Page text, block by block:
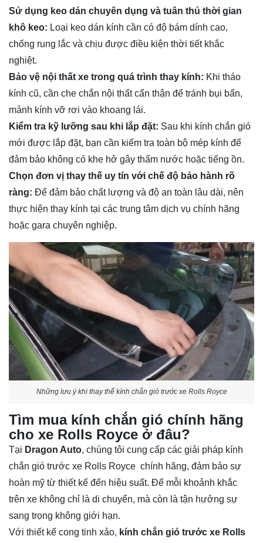
Sử dụng keo dán chuyên dụng và tuân thủ thời gian
khô keo: Loại keo dán kính cần có độ bám dính cao,
chống rung lắc và chịu được điều kiện thời tiết khắc
nghiệt.
Bảo vệ nội thất xe trong quá trình thay kính: Khi tháo
kính cũ, cần che chắn nội thất cẩn thận để tránh bụi bẩn,
mảnh kính vỡ rơi vào khoang lái.
Kiểm tra kỹ lưỡng sau khi lắp đặt: Sau khi kính chắn gió
mới được lắp đặt, bạn cần kiểm tra toàn bộ mép kính để
đảm bảo không có khe hở gây thấm nước hoặc tiếng ồn.
Chọn đơn vị thay thế uy tín với chế độ bảo hành rõ
ràng: Để đảm bảo chất lượng và độ an toàn lâu dài, nên
thực hiện thay kính tại các trung tâm dịch vụ chính hãng
hoặc gara chuyên nghiệp.
Những lưu ý khi thay thế kính chắn gió trước xe Rolls Royce
Tìm mua kính chắn gió chính hãng
cho xe Rolls Royce ở đâu?
Tại Dragon Auto, chúng tôi cung cấp các giải pháp kính
chắn gió trước xe Rolls Royce chính hãng, đảm bảo sự
hoàn mỹ từ thiết kế đến hiệu suất. Để mỗi khoảnh khắc
trên xe không chỉ là di chuyển, mà còn là tận hưởng sự
sang trọng không giới hạn.
Với thiết kế cong tinh xảo, kính chắn gió trước xe Rolls